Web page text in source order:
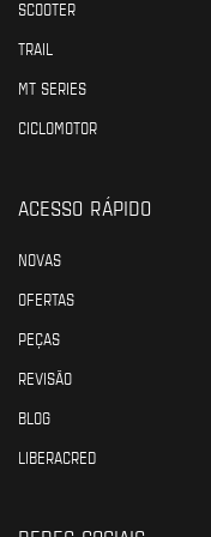
SCOOTER
TRAIL
MT SERIES
CICLOMOTOR
ACESSO RÁPIDO
NOVAS
OFERTAS
PEÇAS
REVISÃO
BLOG
LIBERACRED